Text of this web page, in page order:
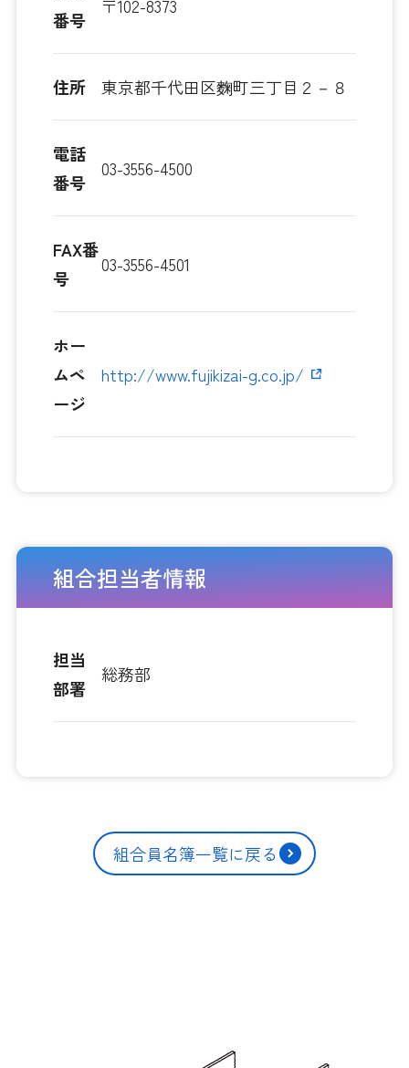
番号
〒102-8373
住所 東京都千代田区麴町三丁目２－８
電話
番号
03-3556-4500
FAX番
号
03-3556-4501
ホー
ムペ
ージ
http://www.fujikizai-g.co.jp/
組合担当者情報
担当
部署
総務部
組合員名簿一覧に戻る